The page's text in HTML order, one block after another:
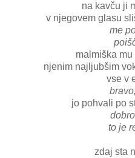
na kavču ji
v njegovem glasu
me
malmiška
njenim najljubšim
vse v
jo pohvali po
to je
zdaj sta